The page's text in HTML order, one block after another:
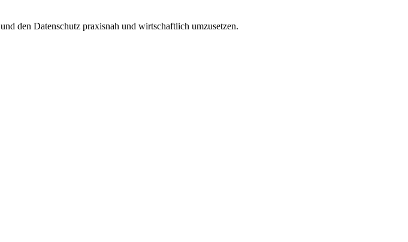
und den Datenschutz praxisnah und wirtschaftlich umzusetzen.